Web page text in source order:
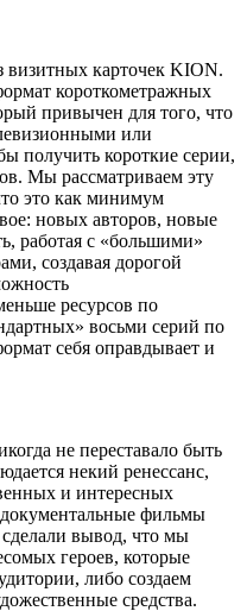
визитных карточек KION.
короткометражных
привычен для того, что
или
получить короткие серии,
Мы рассматриваем эту
это как минимум
новых авторов, новые
работая с «большими»
создавая дорогой
ресурсов по
восьми серий по
себя оправдывает и
не переставало быть
некий ренессанс,
и интересных
фильмы
вывод, что мы
героев, которые
либо создаем
средства.